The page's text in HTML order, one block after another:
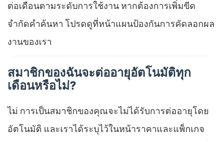
ต่อเดือนตามระดับการใช้งาน หากต้องการเพิ่มขีด
จำกัดคำค้นหา โปรดดูที่หน้าแผนป้องกันการคัดลอกผล
งานของเรา
สมาชิกของฉันจะต่ออายุอัตโนมัติทุก
เดือนหรือไม่?
ไม่ การเป็นสมาชิกของคุณจะไม่ได้รับการต่ออายุโดย
อัตโนมัติ และเราได้ระบุไว้ในหน้าราคาและแพ็กเกจ